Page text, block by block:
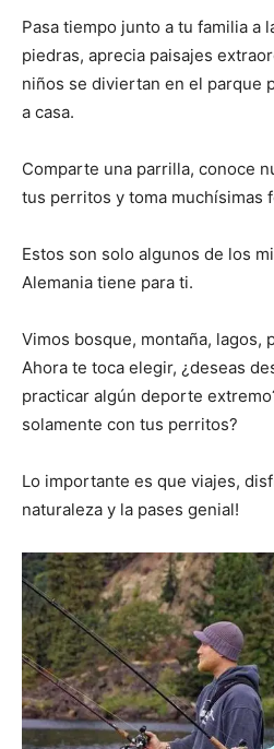
Pasa tiempo junto a tu familia a
piedras, aprecia paisajes
niños se diviertan en el parque
a casa.
Comparte una parrilla, conoce
tus perritos y toma muchísimas
Estos son solo algunos de los
Alemania tiene para ti.
Vimos bosque, montaña, lagos,
Ahora te toca elegir, ¿deseas
practicar algún deporte
solamente con tus perritos?
Lo importante es que viajes,
naturaleza y la pases genial!